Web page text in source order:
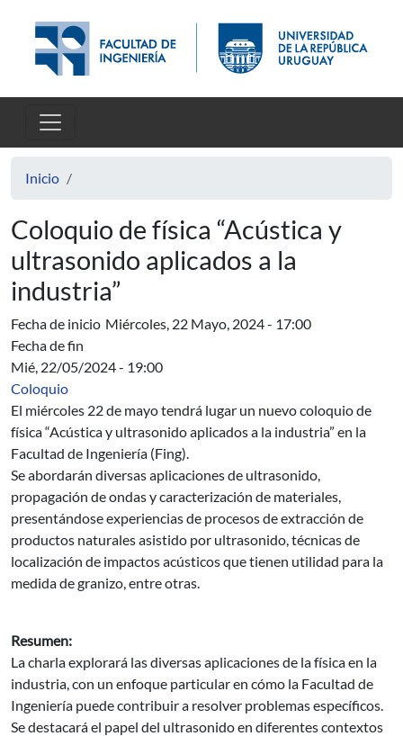
Inicio
Coloquio de física “Acústica y
ultrasonido aplicados a la
industria”
Fecha de inicio Miércoles, 22 Mayo, 2024 - 17:00
Fecha de fin
Mié, 22/05/2024 - 19:00
Coloquio
El miércoles 22 de mayo tendrá lugar un nuevo coloquio de
física “Acústica y ultrasonido aplicados a la industria” en la
Facultad de Ingeniería (Fing).
Se abordarán diversas aplicaciones de ultrasonido,
propagación de ondas y caracterización de materiales,
presentándose experiencias de procesos de extracción de
productos naturales asistido por ultrasonido, técnicas de
localización de impactos acústicos que tienen utilidad para la
medida de granizo, entre otras.
Resumen:
La charla explorará las diversas aplicaciones de la física en la
industria, con un enfoque particular en cómo la Facultad de
Ingeniería puede contribuir a resolver problemas específicos.
Se destacará el papel del ultrasonido en diferentes contextos